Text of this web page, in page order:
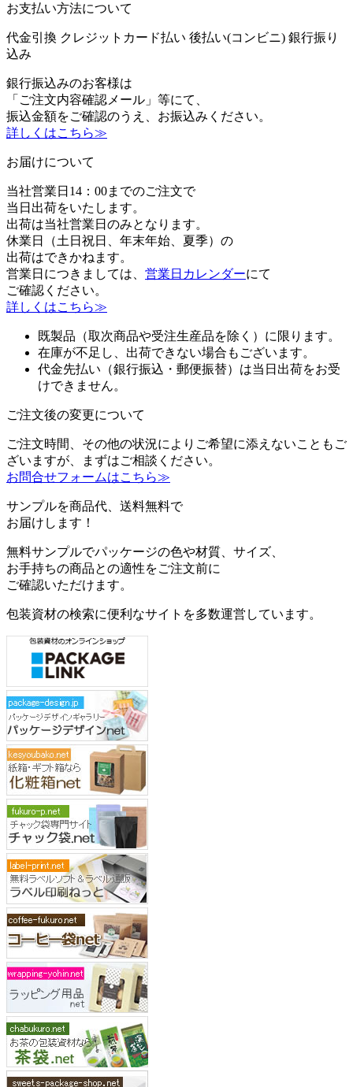
お支払い方法について
代金引換 クレジットカード払い 後払い(コンビニ) 銀行振り
込み
銀行振込みのお客様は
「ご注文内容確認メール」等にて、
振込金額をご確認のうえ、お振込みください。
詳しくはこちら≫
お届けについて
当社営業日14：00までのご注文で
当日出荷をいたします。
出荷は当社営業日のみとなります。
休業日（土日祝日、年末年始、夏季）の
出荷はできかねます。
営業日につきましては、 営業日カレンダーにて
ご確認ください。
詳しくはこちら≫
既製品（取次商品や受注生産品を除く）に限ります。
在庫が不足し、出荷できない場合もございます。
代金先払い（銀行振込・郵便振替）は当日出荷をお受
けできません。
ご注文後の変更について
ご注文時間、その他の状況によりご希望に添えないこともご
ざいますが、まずはご相談ください。
お問合せフォームはこちら≫
サンプルを商品代、送料無料で
お届けします！
無料サンプルでパッケージの色や材質、サイズ、
お手持ちの商品との適性をご注文前に
ご確認いただけます。
包装資材の検索に便利なサイトを多数運営しています。